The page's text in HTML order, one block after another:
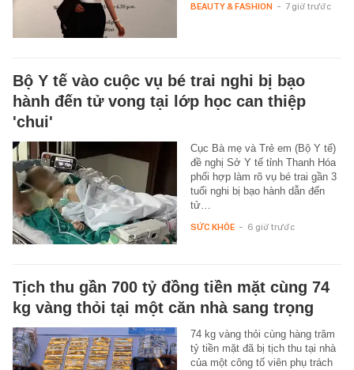
BEAUTY & FASHION - 7 giờ trước
Bộ Y tế vào cuộc vụ bé trai nghi bị bạo
hành đến tử vong tại lớp học can thiệp
'chui'
Cục Bà mẹ và Trẻ em (Bộ Y tế)
đề nghị Sở Y tế tỉnh Thanh Hóa
phối hợp làm rõ vụ bé trai gần 3
tuổi nghi bị bạo hành dẫn đến
tử…
SỨC KHỎE - 6 giờ trước
Tịch thu gần 700 tỷ đồng tiền mặt cùng 74
kg vàng thỏi tại một căn nhà sang trọng
74 kg vàng thỏi cùng hàng trăm
tỷ tiền mặt đã bị tịch thu tại nhà
của một công tố viên phụ trách